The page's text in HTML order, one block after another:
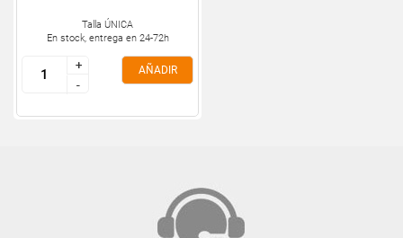
Talla ÚNICA
En stock, entrega en 24-72h
+
-
+
-
AÑADIR